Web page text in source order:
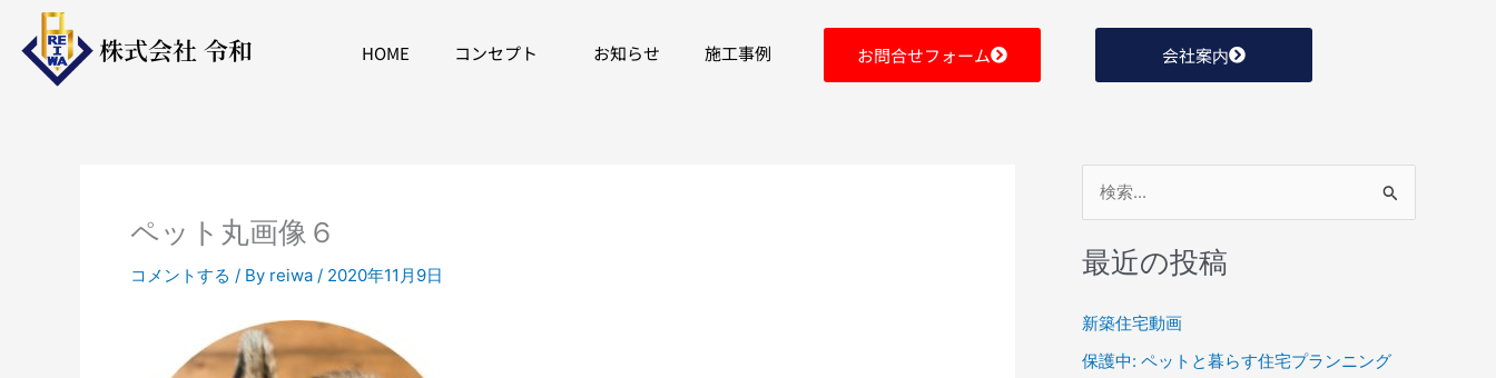
株式会社 令和 HOME コンセプト お知らせ 施工事例 お問合せフォーム 会社案内
ペット丸画像６
コメントする / By reiwa / 2020年11月9日
対
:
最近の投稿
新築住宅動画
保護中: ペットと暮らす住宅プランニング